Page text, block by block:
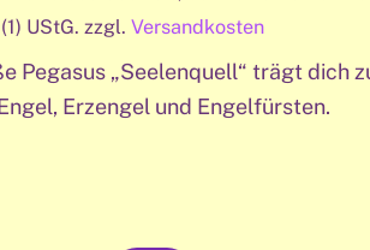
UStG. zzgl.Versandkosten
Pegasus „Seelenquell“ trägt dich
Erzengel und Engelfürsten.